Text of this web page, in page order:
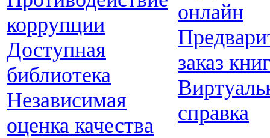
коррупции
Доступная
библиотека
Независимая
оценка качества
онлайн
заказ
справка